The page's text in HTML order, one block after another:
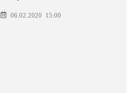
06.02.2020 15:00